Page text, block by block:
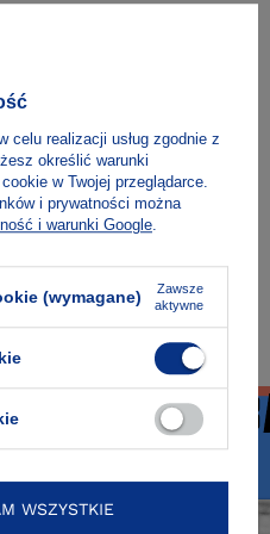
Institut
pl
celu realizacji usług zgodnie z
określić warunki
w Twojej przeglądarce.
i prywatności można
i warunki Google.
(wymagane)
Zawsze
aktywne
WSZYSTKIE